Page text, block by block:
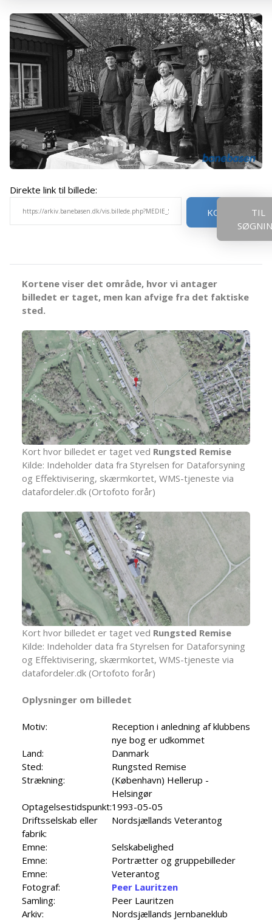
Direkte link til billede:
KOPIER
TIL
Kortene viser det område, hvor vi antager
billedet er taget, men kan afvige fra det faktiske
sted.
Kort hvor billedet er taget ved Rungsted Remise
Kilde: Indeholder data fra Styrelsen for Dataforsyning
og Effektivisering, skærmkortet, WMS-tjeneste via
datafordeler.dk (Ortofoto forår)
Kort hvor billedet er taget ved Rungsted Remise
Kilde: Indeholder data fra Styrelsen for Dataforsyning
og Effektivisering, skærmkortet, WMS-tjeneste via
datafordeler.dk (Ortofoto forår)
Oplysninger om billedet
Motiv:
Reception i anledning af klubbens
nye bog er udkommet
Land:
Danmark
Sted:
Rungsted Remise
Strækning:
(København) Hellerup -
Helsingør
Optagelsestidspunkt:1993-05-05
Driftsselskab eller
fabrik:
Nordsjællands Veterantog
Emne:
Selskabelighed
Emne:
Portrætter og gruppebilleder
Emne:
Veterantog
Fotograf:
Peer Lauritzen
Samling:
Peer Lauritzen
Arkiv:
Nordsjællands Jernbaneklub